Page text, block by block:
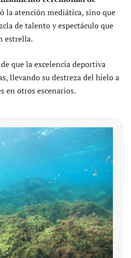
la atención mediática, sino que
de talento y espectáculo que
estrella.
que la excelencia deportiva
llevando su destreza del hielo a
en otros escenarios.